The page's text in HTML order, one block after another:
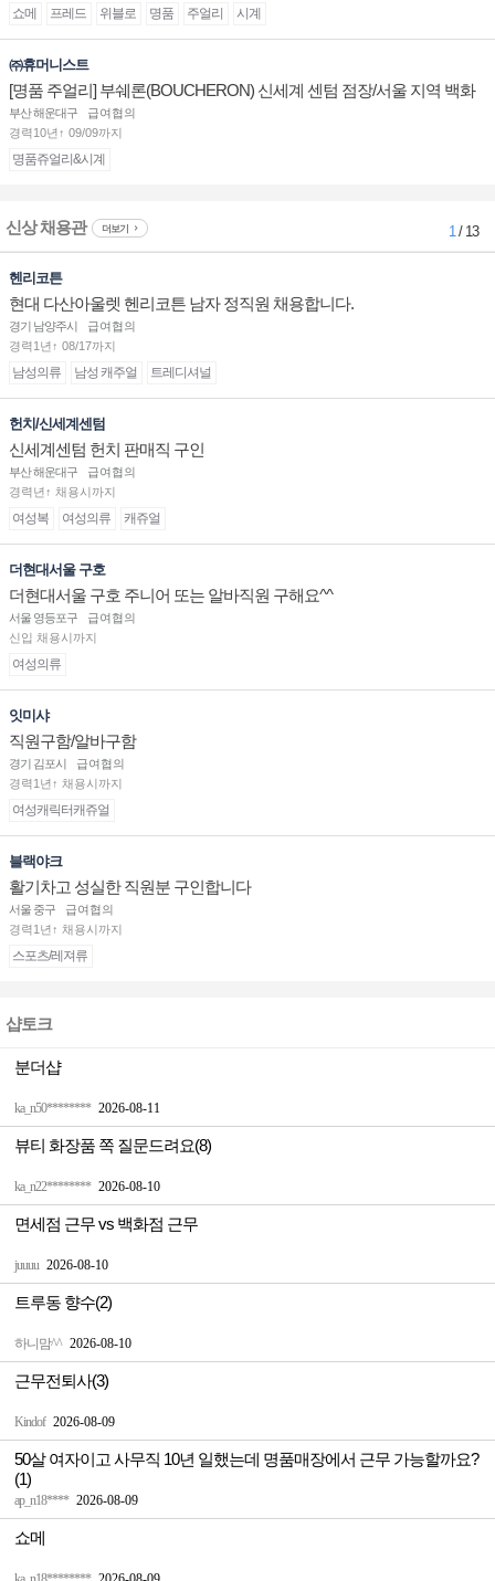
쇼메 프레드 위블로 명품 주얼리 시계
㈜휴머니스트
[명품 주얼리] 부쉐론(BOUCHERON) 신세계 센텀 점장/서울 지역 백화
점 판매사원 채용
부산 해운대구
급여협의
경력10년↑ 09/09까지
명품쥬얼리&시계
신상 채용관 더보기 1/ 13
헨리코튼
현대 다산아울렛 헨리코튼 남자 정직원 채용합니다.
경기 남양주시
급여협의
경력1년↑ 08/17까지
남성의류 남성 캐주얼 트레디셔널
헌치/신세계센텀
신세계센텀 헌치 판매직 구인
부산 해운대구
급여협의
경력년↑ 채용시까지
여성복 여성의류 캐쥬얼
더현대서울 구호
더현대서울 구호 주니어 또는 알바직원 구해요^^
서울 영등포구
급여협의
신입 채용시까지
여성의류
잇미샤
직원구함/알바구함
경기 김포시
급여협의
경력1년↑ 채용시까지
여성캐릭터캐쥬얼
블랙야크
활기차고 성실한 직원분 구인합니다
서울 중구
급여협의
경력1년↑ 채용시까지
스포츠/레져류
샵토크
ka_n50******** 2026-08-11
분더샵
ka_n22******** 2026-08-10
뷰티 화장품 쪽 질문드려요(8)
juuuu 2026-08-10
면세점 근무 vs 백화점 근무
하니맘^^ 2026-08-10
트루동 향수(2)
Kindof 2026-08-09
근무전퇴사(3)
ap_n18**** 2026-08-09
50살 여자이고 사무직 10년 일했는데 명품매장에서 근무 가능할까요?
(1)
쇼메